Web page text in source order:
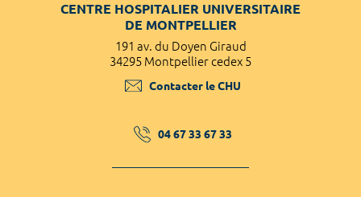
CENTRE HOSPITALIER UNIVERSITAIRE
DE MONTPELLIER
191 av. du Doyen Giraud
34295 Montpellier cedex 5
Contacter le CHU
04 67 33 67 33